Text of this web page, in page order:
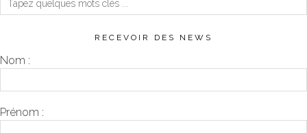
RECEVOIR DES NEWS
Nom :
Prénom :